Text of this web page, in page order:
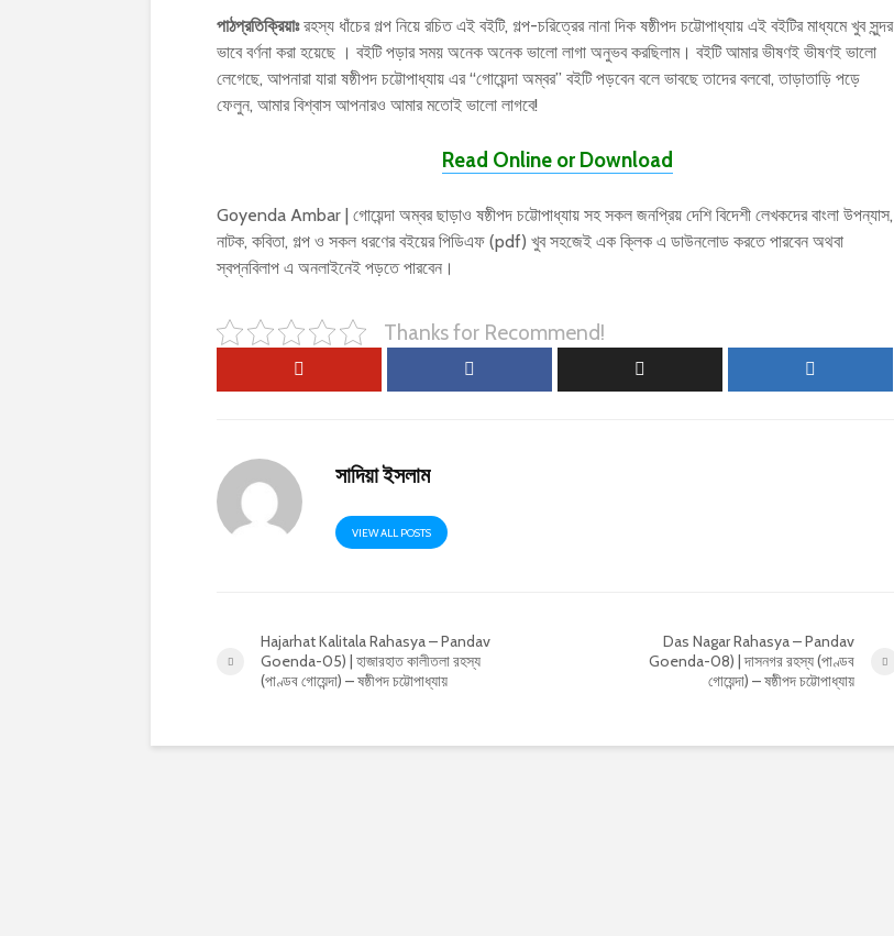
পাঠপ্রতিক্রিয়াঃরহস্য ধাঁচের গল্প নিয়ে রচিত এই বইটি, গল্প-চরিত্রের নানা দিক ষষ্ঠীপদ চট্টোপাধ্যায় এই বইটির মাধ্যমে খুব সুন্দর
ভাবে বর্ণনা করা হয়েছে । বইটি পড়ার সময় অনেক অনেক ভালো লাগা অনুভব করছিলাম। বইটি আমার ভীষণই ভীষণই ভালো
লেগেছে, আপনারা যারা ষষ্ঠীপদ চট্টোপাধ্যায় এর “গোয়েন্দা অম্বর” বইটি পড়বেন বলে ভাবছে তাদের বলবো, তাড়াতাড়ি পড়ে
ফেলুন, আমার বিশ্বাস আপনারও আমার মতোই ভালো লাগবে!
Read Online or Download
Goyenda Ambar | গোয়েন্দা অম্বর ছাড়াও ষষ্ঠীপদ চট্টোপাধ্যায় সহ সকল জনপ্রিয় দেশি বিদেশী লেখকদের বাংলা উপন্যাস,
নাটক, কবিতা, গল্প ও সকল ধরণের বইয়ের পিডিএফ (pdf) খুব সহজেই এক ক্লিক এ ডাউনলোড করতে পারবেন অথবা
স্বপ্নবিলাপ এ অনলাইনেই পড়তে পারবেন।
Thanks for Recommend!
সাদিয়া ইসলাম
VIEW ALL POSTS
Hajarhat Kalitala Rahasya – Pandav
Goenda-05) | হাজারহাত কালীতলা রহস্য
(পাণ্ডব গোয়েন্দা) – ষষ্ঠীপদ চট্টোপাধ্যায়
Das Nagar Rahasya – Pandav
Goenda-08) | দাসনগর রহস্য (পাণ্ডব
গোয়েন্দা) – ষষ্ঠীপদ চট্টোপাধ্যায়